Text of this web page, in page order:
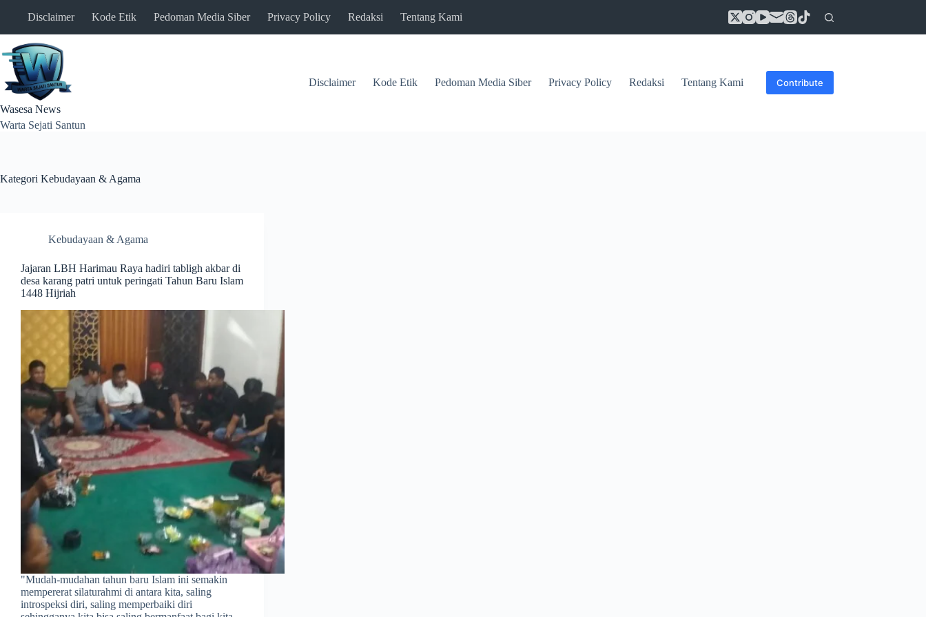
Disclaimer Kode Etik Pedoman Media Siber Privacy Policy Redaksi Tentang Kami
Wasesa News
Warta Sejati Santun
Disclaimer Kode Etik Pedoman Media Siber Privacy Policy Redaksi Tentang Kami Contribute
Kategori Kebudayaan & Agama
Kebudayaan & Agama
Jajaran LBH Harimau Raya hadiri tabligh akbar di
desa karang patri untuk peringati Tahun Baru Islam
1448 Hijriah
​"Mudah-mudahan tahun baru Islam ini semakin
mempererat silaturahmi di antara kita, saling
introspeksi diri, saling memperbaiki diri